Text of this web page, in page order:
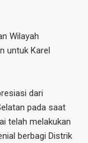
Wilayah
untuk Karel
dari
pada saat
telah melakukan
berbagi Distrik